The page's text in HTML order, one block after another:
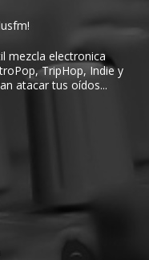
mezcla electronica
TripHop, Indie y
atacar tus oídos...